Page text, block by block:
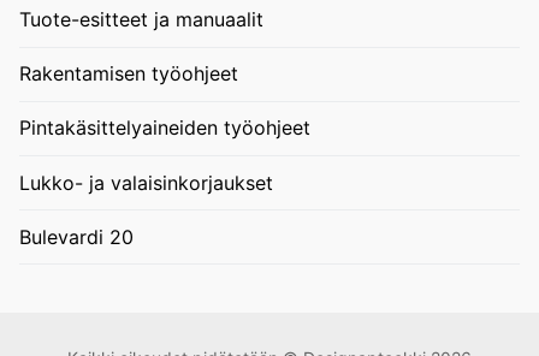
Tuote-esitteet ja manuaalit
Rakentamisen työohjeet
Pintakäsittelyaineiden työohjeet
Lukko- ja valaisinkorjaukset
Bulevardi 20